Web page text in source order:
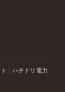
ハチドリ電力